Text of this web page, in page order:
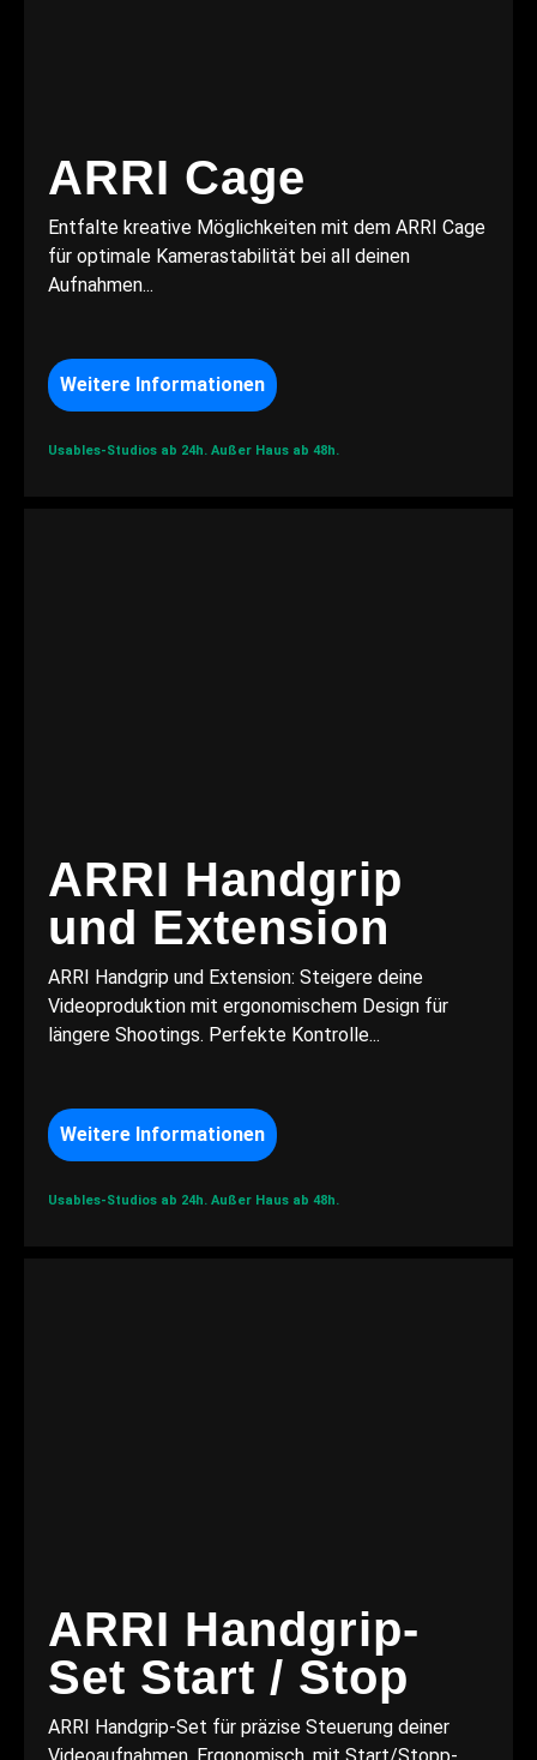
ARRI Cage
Entfalte kreative Möglichkeiten mit dem ARRI Cage
für optimale Kamerastabilität bei all deinen
Aufnahmen...
Weitere Informationen
Usables-Studios ab 24h. Außer Haus ab 48h.
ARRI Handgrip
und Extension
ARRI Handgrip und Extension: Steigere deine
Videoproduktion mit ergonomischem Design für
längere Shootings. Perfekte Kontrolle...
Weitere Informationen
Usables-Studios ab 24h. Außer Haus ab 48h.
ARRI Handgrip-
Set Start / Stop
ARRI Handgrip-Set für präzise Steuerung deiner